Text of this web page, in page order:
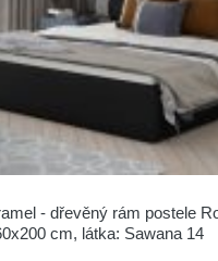
- dřevěný rám postele
cm, látka: Sawana 14